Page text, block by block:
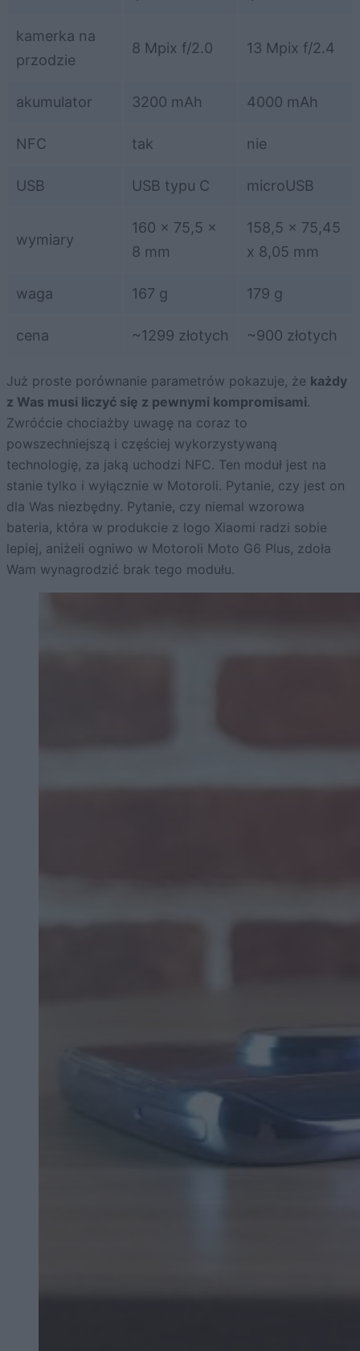
kamerka na
przodzie
8 Mpix f/2.0 13 Mpix f/2.4
akumulator 3200 mAh 4000 mAh
NFC tak nie
USB USB typu C microUSB
wymiary
160 x 75,5 x
8 mm
158,5 x 75,45
x 8,05 mm
waga 167 g 179 g
cena ~1299 złotych ~900 złotych
Już proste porównanie parametrów pokazuje, że każdy
z Was musi liczyć się z pewnymi kompromisami.
Zwróćcie chociażby uwagę na coraz to
powszechniejszą i częściej wykorzystywaną
technologię, za jaką uchodzi NFC. Ten moduł jest na
stanie tylko i wyłącznie w Motoroli. Pytanie, czy jest on
dla Was niezbędny. Pytanie, czy niemal wzorowa
bateria, która w produkcie z logo Xiaomi radzi sobie
lepiej, aniżeli ogniwo w Motoroli Moto G6 Plus, zdoła
Wam wynagrodzić brak tego modułu.